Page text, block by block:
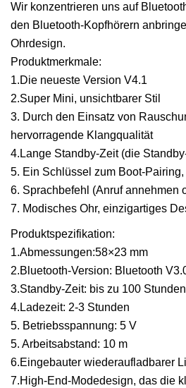
Wir konzentrieren uns auf
den Bluetooth-Kopfhörern
Ohrdesign.
Produktmerkmale:
1.Die neueste Version V4.1
2.Super Mini, unsichtbarer Stil
3. Durch den Einsatz von
hervorragende Klangqualität
4.Lange Standby-Zeit (die
5. Ein Schlüssel zum Boot-
6. Sprachbefehl (Anruf annehmen
7. Modisches Ohr, einzigartiges
Produktspezifikation:
1.Abmessungen:58×23 mm
2.Bluetooth-Version: Bluetooth
3.Standby-Zeit: bis zu 100 Stunden
4.Ladezeit: 2-3 Stunden
5. Betriebsspannung: 5 V
5. Arbeitsabstand: 10 m
6.Eingebauter wiederaufladbarer
7.High-End-Modedesign, das die